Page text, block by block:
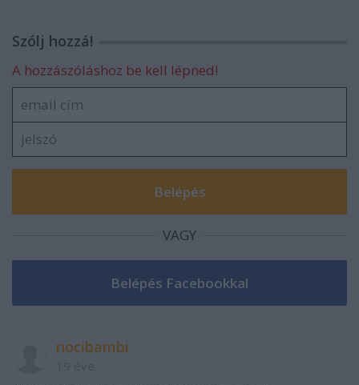
Szólj hozzá!
A hozzászóláshoz be kell lépned!
VAGY
nocibambi